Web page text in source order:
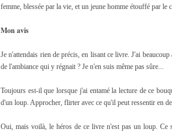
femme, blessée par la vie, et un jeune homme étouffé par le
Mon avis
Je n'attendais rien de précis, en lisant ce livre. J'ai
de l'ambiance qui y régnait ? Je n'en suis même pas sûre...
Toujours est-il que lorsque j'ai entamé la lecture de ce
d'un loup. Approcher, flirter avec ce qu'il peut ressentir en
Oui, mais voilà, le héros de ce livre n'est pas un loup. Ce